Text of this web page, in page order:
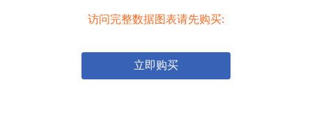
访问完整数据图表请先购买:
立即购买